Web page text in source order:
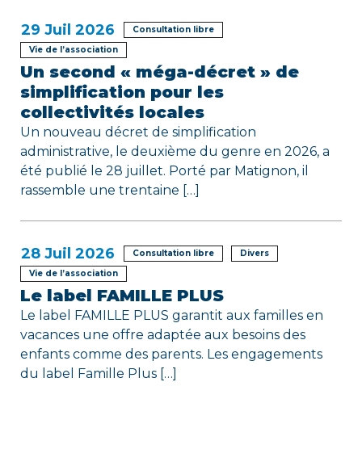
29 Juil 2026
Consultation libre
Vie de l’association
Un second « méga-décret » de
simplification pour les
collectivités locales
Un nouveau décret de simplification
administrative, le deuxième du genre en 2026, a
été publié le 28 juillet. Porté par Matignon, il
rassemble une trentaine […]
28 Juil 2026 Consultation libre
Divers
Vie de l’association
Le label FAMILLE PLUS
Le label FAMILLE PLUS garantit aux familles en
vacances une offre adaptée aux besoins des
enfants comme des parents. Les engagements
du label Famille Plus […]